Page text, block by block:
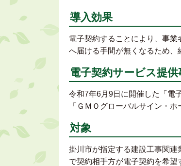
導入効果
電子契約することにより、事
へ届ける手間が無くなるため、
電子契約サービス提供
令和7年6月9日に開催した「電
「ＧＭＯグローバルサイン・
対象
掛川市が指定する建設工事関
で契約相手方が電子契約を希望